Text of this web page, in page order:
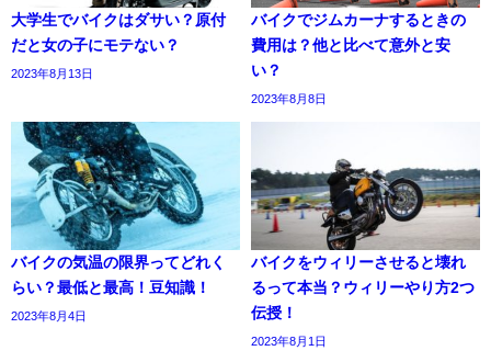
大学生でバイクはダサい？原付
だと女の子にモテない？
2023年8月13日
バイクでジムカーナするときの
費用は？他と比べて意外と安
い？
2023年8月8日
バイクの気温の限界ってどれく
らい？最低と最高！豆知識！
2023年8月4日
バイクをウィリーさせると壊れ
るって本当？ウィリーやり方2つ
伝授！
2023年8月1日